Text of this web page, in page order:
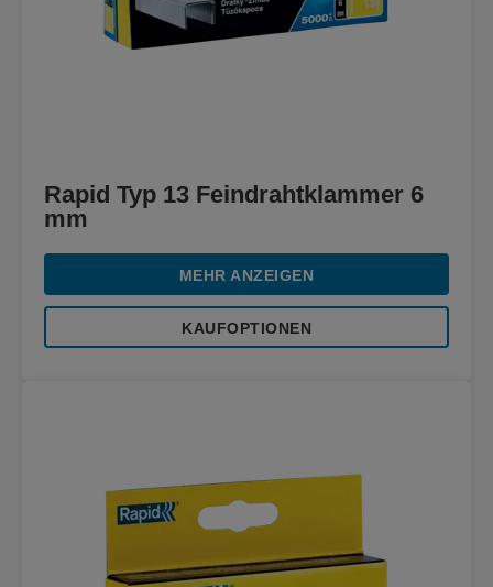
Rapid Typ 13 Feindrahtklammer 6
mm
MEHR ANZEIGEN
KAUFOPTIONEN